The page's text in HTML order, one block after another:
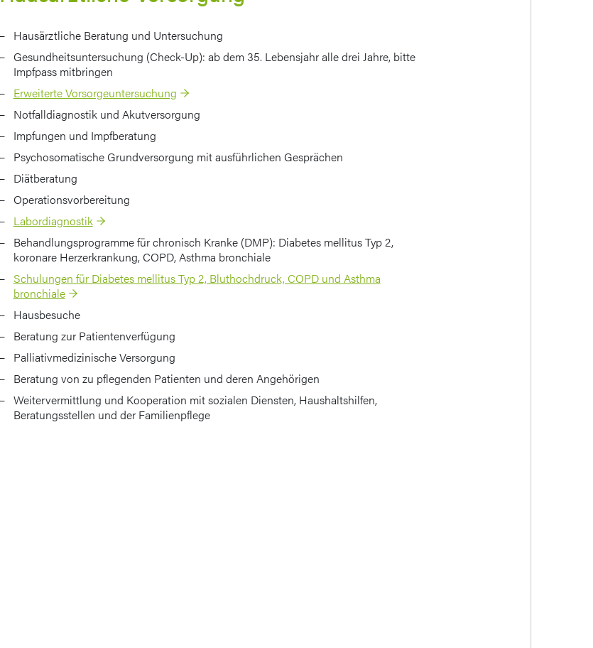
Hausärztliche Beratung und Untersuchung
Gesundheitsuntersuchung (Check-Up): ab dem 35. Lebensjahr alle drei Jahre, bitte
Impfpass mitbringen
Erweiterte Vorsorgeuntersuchung
Notfalldiagnostik und Akutversorgung
Impfungen und Impfberatung
Psychosomatische Grundversorgung mit ausführlichen Gesprächen
Diätberatung
Operationsvorbereitung
Labordiagnostik
Behandlungsprogramme für chronisch Kranke (DMP): Diabetes mellitus Typ 2,
koronare Herzerkrankung, COPD, Asthma bronchiale
Schulungen für Diabetes mellitus Typ 2, Bluthochdruck, COPD und Asthma
bronchiale
Hausbesuche
Beratung zur Patientenverfügung
Palliativmedizinische Versorgung
Beratung von zu pflegenden Patienten und deren Angehörigen
Weitervermittlung und Kooperation mit sozialen Diensten, Haushaltshilfen,
Beratungsstellen und der Familienpflege